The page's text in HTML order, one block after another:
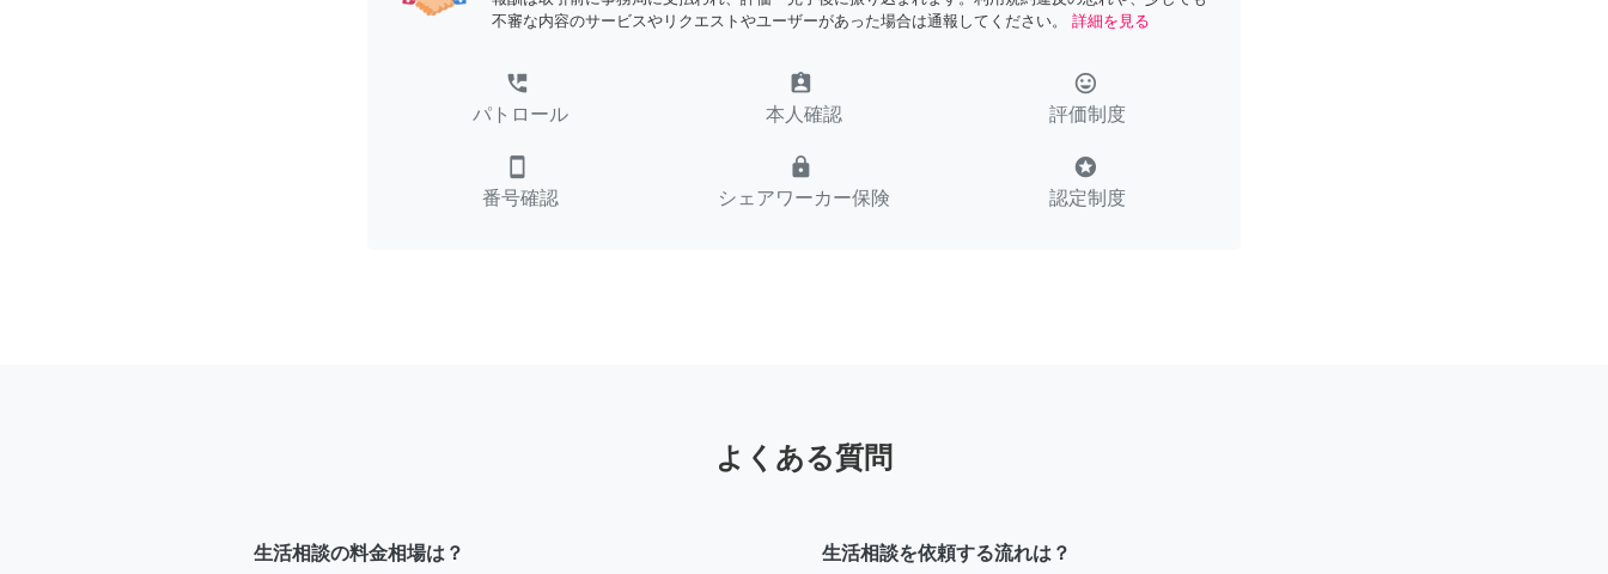
不審な内容のサービスやリクエストやユーザーがあった場合は通報してください。
詳細を見る
perm_phone_msg
パトロール
assignment_ind
本人確認
tag_faces
評価制度
smartphone
番号確認
lock
シェアワーカー保険
stars
認定制度
よくある質問
生活相談の料金相場は？
生活相談を依頼する流れは？